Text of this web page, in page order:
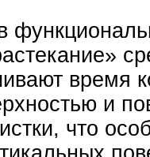
время
и
что